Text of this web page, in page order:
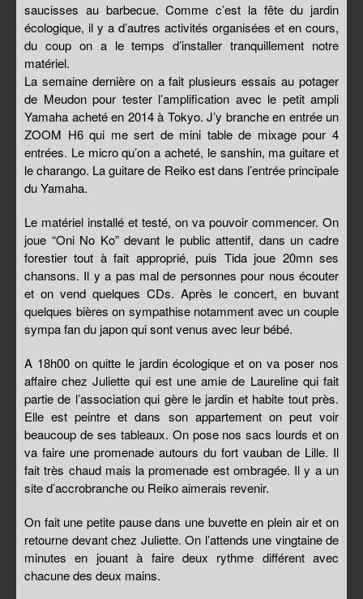
saucisses au barbecue. Comme c’est la fête du jardin
écologique, il y a d’autres activités organisées et en cours,
du coup on a le temps d’installer tranquillement notre
matériel.
La semaine dernière on a fait plusieurs essais au potager
de Meudon pour tester l’amplification avec le petit ampli
Yamaha acheté en 2014 à Tokyo. J’y branche en entrée un
ZOOM H6 qui me sert de mini table de mixage pour 4
entrées. Le micro qu’on a acheté, le sanshin, ma guitare et
le charango. La guitare de Reiko est dans l’entrée principale
du Yamaha.
Le matériel installé et testé, on va pouvoir commencer. On
joue “Oni No Ko” devant le public attentif, dans un cadre
forestier tout à fait approprié, puis Tida joue 20mn ses
chansons. Il y a pas mal de personnes pour nous écouter
et on vend quelques CDs. Après le concert, en buvant
quelques bières on sympathise notamment avec un couple
sympa fan du japon qui sont venus avec leur bébé.
A 18h00 on quitte le jardin écologique et on va poser nos
affaire chez Juliette qui est une amie de Laureline qui fait
partie de l’association qui gère le jardin et habite tout près.
Elle est peintre et dans son appartement on peut voir
beaucoup de ses tableaux. On pose nos sacs lourds et on
va faire une promenade autours du fort vauban de Lille. Il
fait très chaud mais la promenade est ombragée. Il y a un
site d’accrobranche ou Reiko aimerais revenir.
On fait une petite pause dans une buvette en plein air et on
retourne devant chez Juliette. On l’attends une vingtaine de
minutes en jouant à faire deux rythme différent avec
chacune des deux mains.